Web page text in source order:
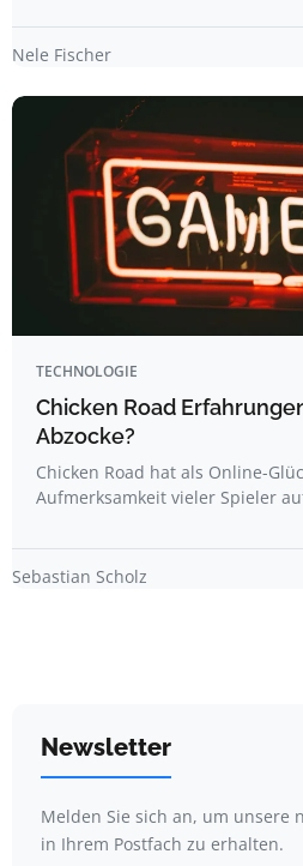
Nele Fischer
TECHNOLOGIE
Chicken Road
Abzocke?
Chicken Road hat als Online-
Aufmerksamkeit vieler Spieler
Sebastian Scholz
Newsletter
Melden Sie sich an, um unsere
in Ihrem Postfach zu erhalten.